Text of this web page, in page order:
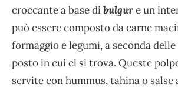
croccante a base dibulgure un
può essere composto da carne
formaggio e legumi, a seconda
posto in cui ci si trova. Queste
servite con hummus, tahina o salse